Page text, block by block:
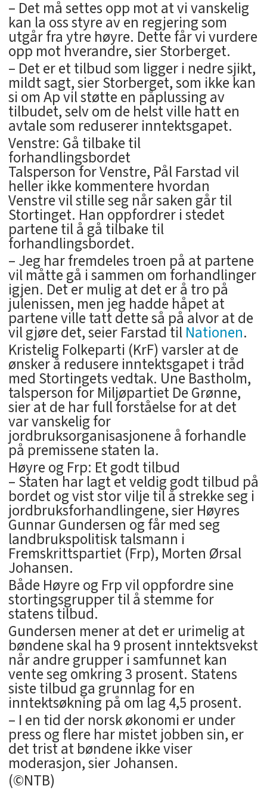
– Det må settes opp mot at vi vanskelig
kan la oss styre av en regjering som
utgår fra ytre høyre. Dette får vi vurdere
opp mot hverandre, sier Storberget.
– Det er et tilbud som ligger i nedre sjikt,
mildt sagt, sier Storberget, som ikke kan
si om Ap vil støtte en påplussing av
tilbudet, selv om de helst ville hatt en
avtale som reduserer inntektsgapet.
Venstre: Gå tilbake til
forhandlingsbordet
Talsperson for Venstre, Pål Farstad vil
heller ikke kommentere hvordan
Venstre vil stille seg når saken går til
Stortinget. Han oppfordrer i stedet
partene til å gå tilbake til
forhandlingsbordet.
– Jeg har fremdeles troen på at partene
vil måtte gå i sammen om forhandlinger
igjen. Det er mulig at det er å tro på
julenissen, men jeg hadde håpet at
partene ville tatt dette så på alvor at de
vil gjøre det, seier Farstad tilNationen.
Kristelig Folkeparti (KrF) varsler at de
ønsker å redusere inntektsgapet i tråd
med Stortingets vedtak. Une Bastholm,
talsperson for Miljøpartiet De Grønne,
sier at de har full forståelse for at det
var vanskelig for
jordbruksorganisasjonene å forhandle
på premissene staten la.
Høyre og Frp: Et godt tilbud
– Staten har lagt et veldig godt tilbud på
bordet og vist stor vilje til å strekke seg i
jordbruksforhandlingene, sier Høyres
Gunnar Gundersen og får med seg
landbrukspolitisk talsmann i
Fremskrittspartiet (Frp), Morten Ørsal
Johansen.
Både Høyre og Frp vil oppfordre sine
stortingsgrupper til å stemme for
statens tilbud.
Gundersen mener at det er urimelig at
bøndene skal ha 9 prosent inntektsvekst
når andre grupper i samfunnet kan
vente seg omkring 3 prosent. Statens
siste tilbud ga grunnlag for en
inntektsøkning på om lag 4,5 prosent.
– I en tid der norsk økonomi er under
press og flere har mistet jobben sin, er
det trist at bøndene ikke viser
moderasjon, sier Johansen.
(©NTB)